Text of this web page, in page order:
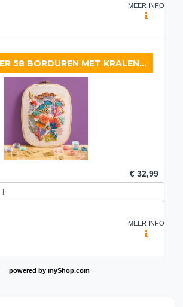
MEER INFO
DJECO ATELIER 58 BORDUREN MET KRALEN PLANTEN
€ 32,99
MEER INFO
powered by myShop.com